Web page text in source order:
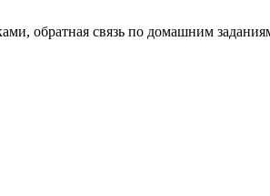
обратная связь по домашним